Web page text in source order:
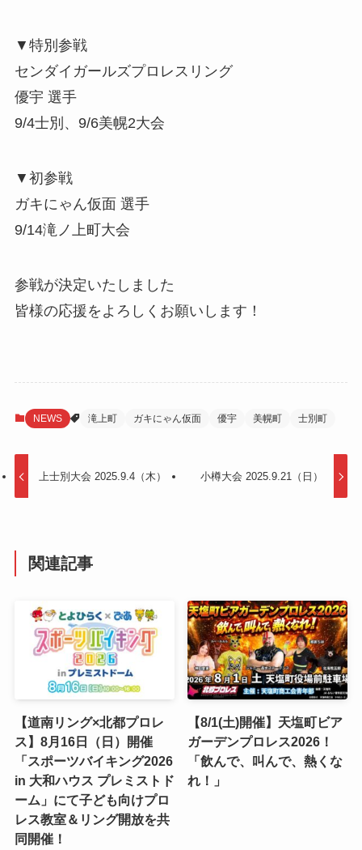
▼特別参戦
センダイガールズプロレスリング
優宇 選手
9/4士別、9/6美幌2大会
▼初参戦
ガキにゃん仮面 選手
9/14滝ノ上町大会
参戦が決定いたしました
皆様の応援をよろしくお願いします！
NEWS 滝上町 ガキにゃん仮面 優宇 美幌町 士別町
上士別大会 2025.9.4（木） 小樽大会 2025.9.21（日）
関連記事
【道南リング×北都プロレ
ス】8月16日（日）開催
「スポーツバイキング2026
in 大和ハウス プレミストド
ーム」にて子ども向けプロ
レス教室＆リング開放を共
同開催！
【8/1(土)開催】天塩町ビア
ガーデンプロレス2026！
「飲んで、叫んで、熱くな
れ！」